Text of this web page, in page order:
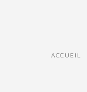
ACCUEIL